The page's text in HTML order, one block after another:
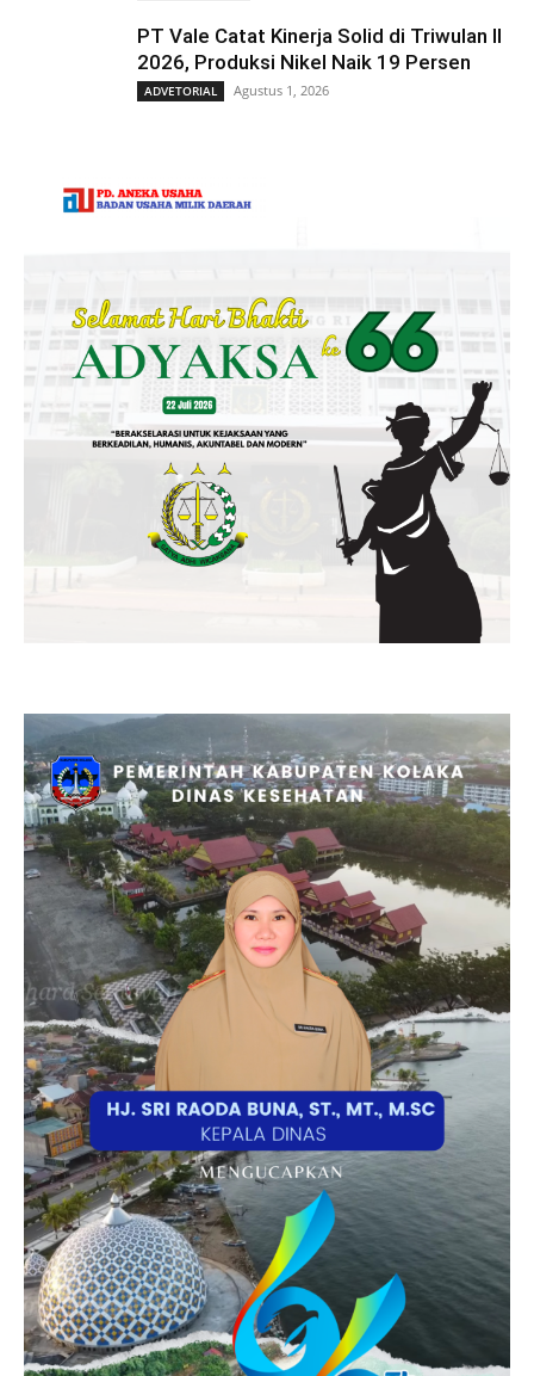
PT Vale Catat Kinerja Solid di Triwulan II
2026, Produksi Nikel Naik 19 Persen
ADVETORIAL Agustus 1, 2026